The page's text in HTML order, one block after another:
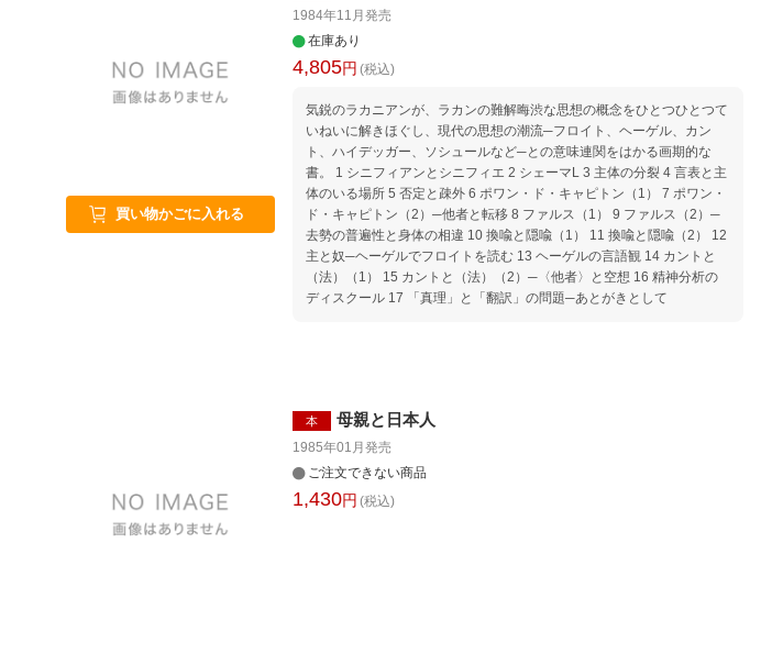
買い物かごに入れる
1984年11月 発売
在庫あり
4,805円 (税込)
気鋭のラカニアンが、ラカンの難解晦渋な思想の概念をひとつひとつて
いねいに解きほぐし、現代の思想の潮流─フロイト、ヘーゲル、カン
ト、ハイデッガー、ソシュールなど─との意味連関をはかる画期的な
書。 1 シニフィアンとシニフィエ 2 シェーマL 3 主体の分裂 4 言表と主
体のいる場所 5 否定と疎外 6 ポワン・ド・キャピトン（1） 7 ポワン・
ド・キャピトン（2）─他者と転移 8 ファルス（1） 9 ファルス（2）─
去勢の普遍性と身体の相違 10 換喩と隠喩（1） 11 換喩と隠喩（2） 12
主と奴─ヘーゲルでフロイトを読む 13 ヘーゲルの言語観 14 カントと
（法）（1） 15 カントと（法）（2）─〈他者〉と空想 16 精神分析の
ディスクール 17 「真理」と「翻訳」の問題─あとがきとして
本 母親と日本人
1985年01月 発売
ご注文できない商品
1,430円 (税込)